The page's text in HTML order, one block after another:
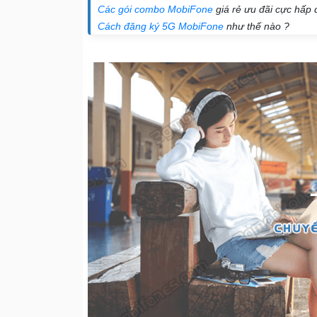
Các gói combo MobiFone giá rẻ ưu đãi cực hấp
Cách đăng ký 5G MobiFone như thế nào ?